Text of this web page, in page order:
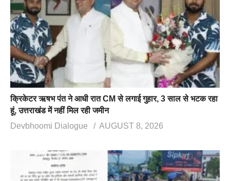
क्रिकेटर ऋषभ पंत ने आधी रात CM से लगाई गुहार, 3 साल से भटक रहा
हूं, उत्तराखंड में नहीं मिल रही जमीन
Devbhoomi Dialogue
AUGUST 8, 2026